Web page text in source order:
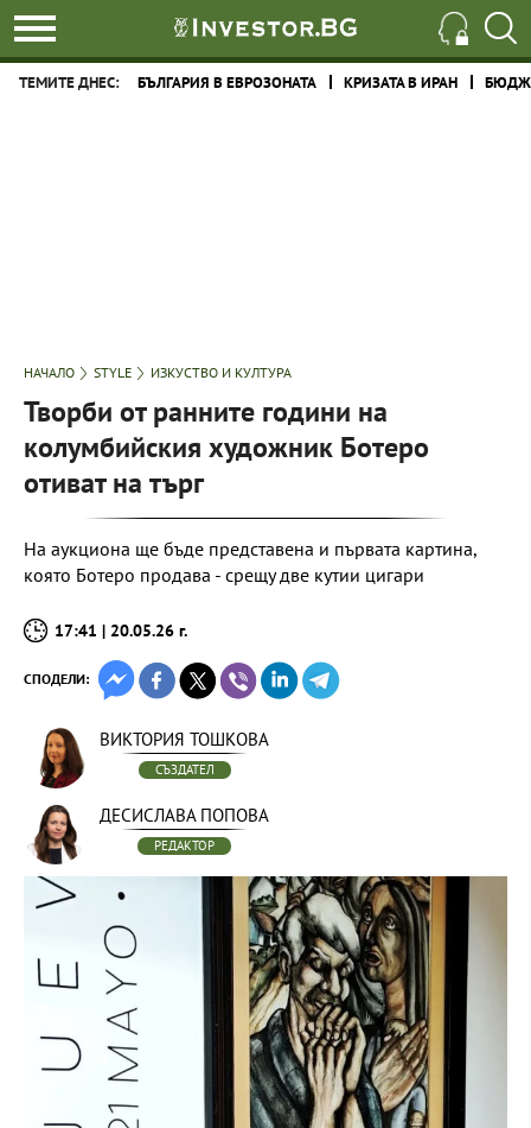
ТЕМИТЕ ДНЕС: БЪЛГАРИЯ В ЕВРОЗОНАТА КРИЗАТА В ИРАН
НАЧАЛО STYLE ИЗКУСТВО И КУЛТУРА
Творби от ранните години на
колумбийския художник Ботеро
отиват на търг
На аукциона ще бъде представена и първата картина,
която Ботеро продава - срещу две кутии цигари
17:41 | 20.05.26 г.
СПОДЕЛИ:
ВИКТОРИЯ ТОШКОВА
СЪЗДАТЕЛ
ДЕСИСЛАВА ПОПОВА
РЕДАКТОР